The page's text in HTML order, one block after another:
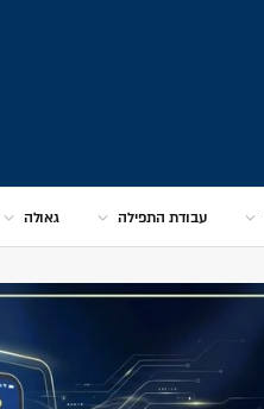
עבודת התפילה גאולה